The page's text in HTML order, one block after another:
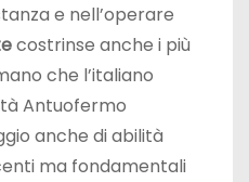
e nell’operare
costrinse anche i più
che l’italiano
Antuofermo
anche di abilità
ma fondamentali